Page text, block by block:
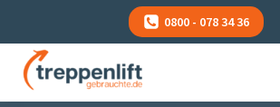
0800 - 078 34 36